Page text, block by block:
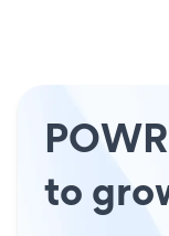
to